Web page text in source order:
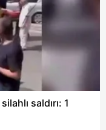
çerezlerle ilgili bilgi
saldırı: 1